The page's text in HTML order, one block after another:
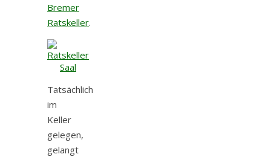
Bremer
Ratskeller.
Tatsächlich
im
Keller
gelegen,
gelangt